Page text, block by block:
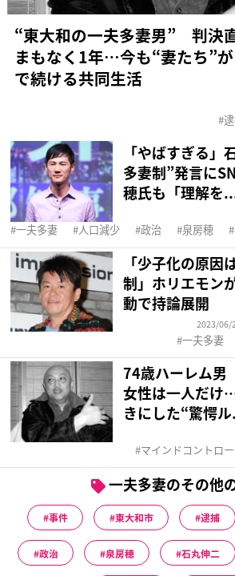
“東大和の一夫多妻男” 判決
まもなく1年…今も“妻たち”が
で続ける共同生活
「やばすぎる」
多妻制”発言に
穂氏も「理解を
一夫多妻 人口減少 政治 泉房穂
「少子化の原因
制」ホリエモン
動で持論展開
2023/06/
一夫多妻
74歳ハーレム
女性は一人だけ
きにした“驚愕
マインドコントロ
一夫多妻のその他
事件 東大和市 逮捕
政治 泉房穂 石丸伸二